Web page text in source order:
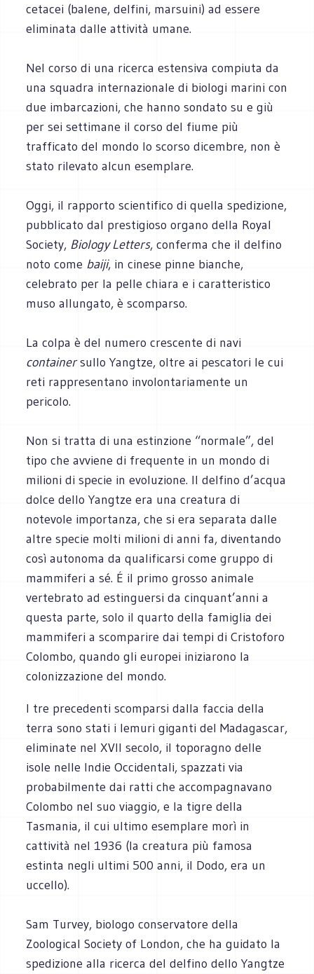
cetacei (balene, delfini, marsuini) ad essere
eliminata dalle attività umane.
Nel corso di una ricerca estensiva compiuta da
una squadra internazionale di biologi marini con
due imbarcazioni, che hanno sondato su e giù
per sei settimane il corso del fiume più
trafficato del mondo lo scorso dicembre, non è
stato rilevato alcun esemplare.
Oggi, il rapporto scientifico di quella spedizione,
pubblicato dal prestigioso organo della Royal
Society, Biology Letters, conferma che il delfino
noto come baiji, in cinese pinne bianche,
celebrato per la pelle chiara e i caratteristico
muso allungato, è scomparso.
La colpa è del numero crescente di navi
containersullo Yangtze, oltre ai pescatori le cui
reti rappresentano involontariamente un
pericolo.
Non si tratta di una estinzione “normale”, del
tipo che avviene di frequente in un mondo di
milioni di specie in evoluzione. Il delfino d’acqua
dolce dello Yangtze era una creatura di
notevole importanza, che si era separata dalle
altre specie molti milioni di anni fa, diventando
così autonoma da qualificarsi come gruppo di
mammiferi a sé. É il primo grosso animale
vertebrato ad estinguersi da cinquant’anni a
questa parte, solo il quarto della famiglia dei
mammiferi a scomparire dai tempi di Cristoforo
Colombo, quando gli europei iniziarono la
colonizzazione del mondo.
I tre precedenti scomparsi dalla faccia della
terra sono stati i lemuri giganti del Madagascar,
eliminate nel XVII secolo, il toporagno delle
isole nelle Indie Occidentali, spazzati via
probabilmente dai ratti che accompagnavano
Colombo nel suo viaggio, e la tigre della
Tasmania, il cui ultimo esemplare morì in
cattività nel 1936 (la creatura più famosa
estinta negli ultimi 500 anni, il Dodo, era un
uccello).
Sam Turvey, biologo conservatore della
Zoological Society of London, che ha guidato la
spedizione alla ricerca del delfino dello Yangtze